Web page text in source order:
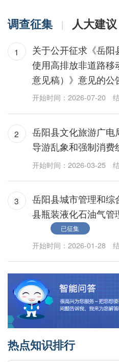
调查征集 | 人大建议
1
关于公开征求《岳阳
使用高排放非道路
意见稿）》意见的公
开始时间：2026-07-20
2
岳阳县文化旅游广电
导游乱象和强制消费
开始时间：2026-03-25
3
岳阳县城市管理和综
县瓶装液化石油气
已征集
开始时间：2026-01-28
热点知识排行